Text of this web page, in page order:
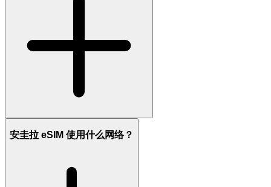
安圭拉 eSIM 使用什么网络？